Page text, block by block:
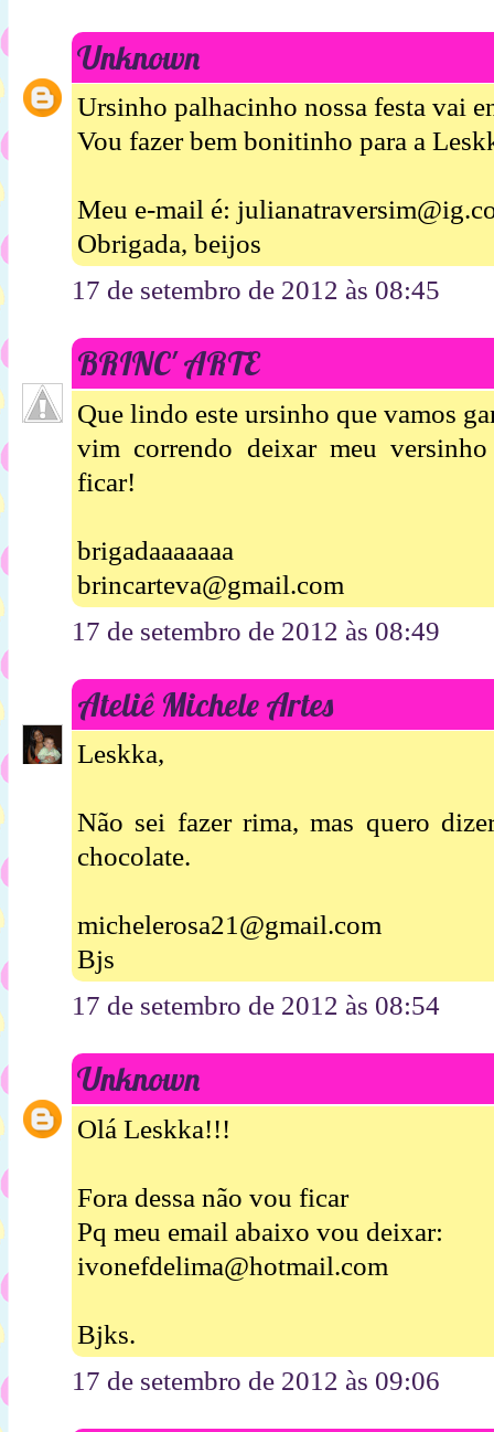
Unknown
Ursinho palhacinho nossa festa vai
Vou fazer bem bonitinho para a
Meu e-mail é:
Obrigada, beijos
17 de setembro de 2012 às 08:45
BRINC' ARTE
Que lindo este ursinho que vamos
vim correndo deixar meu
ficar!
brigadaaaaaaa
brincarteva@gmail.com
17 de setembro de 2012 às 08:49
Ateliê Michele Artes
Leskka,
Não sei fazer rima, mas quero
chocolate.
michelerosa21@gmail.com
Bjs
17 de setembro de 2012 às 08:54
Unknown
Olá Leskka!!!
Fora dessa não vou ficar
Pq meu email abaixo vou deixar:
ivonefdelima@hotmail.com
Bjks.
17 de setembro de 2012 às 09:06